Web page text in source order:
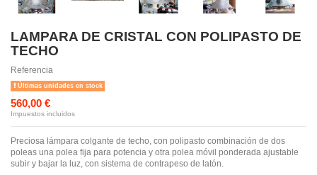
LAMPARA DE CRISTAL CON POLIPASTO DE
TECHO
Referencia
Últimas unidades en stock
560,00 €
Impuestos incluidos
Preciosa lámpara colgante de techo, con polipasto combinación de dos
poleas una polea fija para potencia y otra polea móvil ponderada ajustable
subir y bajar la luz, con sistema de contrapeso de latón.